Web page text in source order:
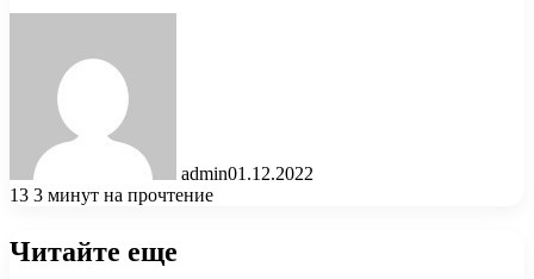
admin01.12.2022
13 3 минут на прочтение
Читайте еще